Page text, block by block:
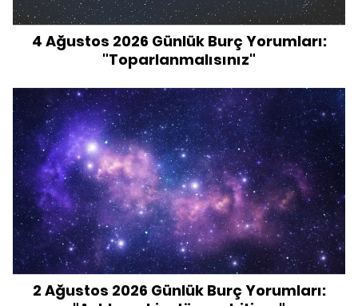
4 Ağustos 2026 Günlük Burç Yorumları:
"Toparlanmalısınız"
2 Ağustos 2026 Günlük Burç Yorumları: